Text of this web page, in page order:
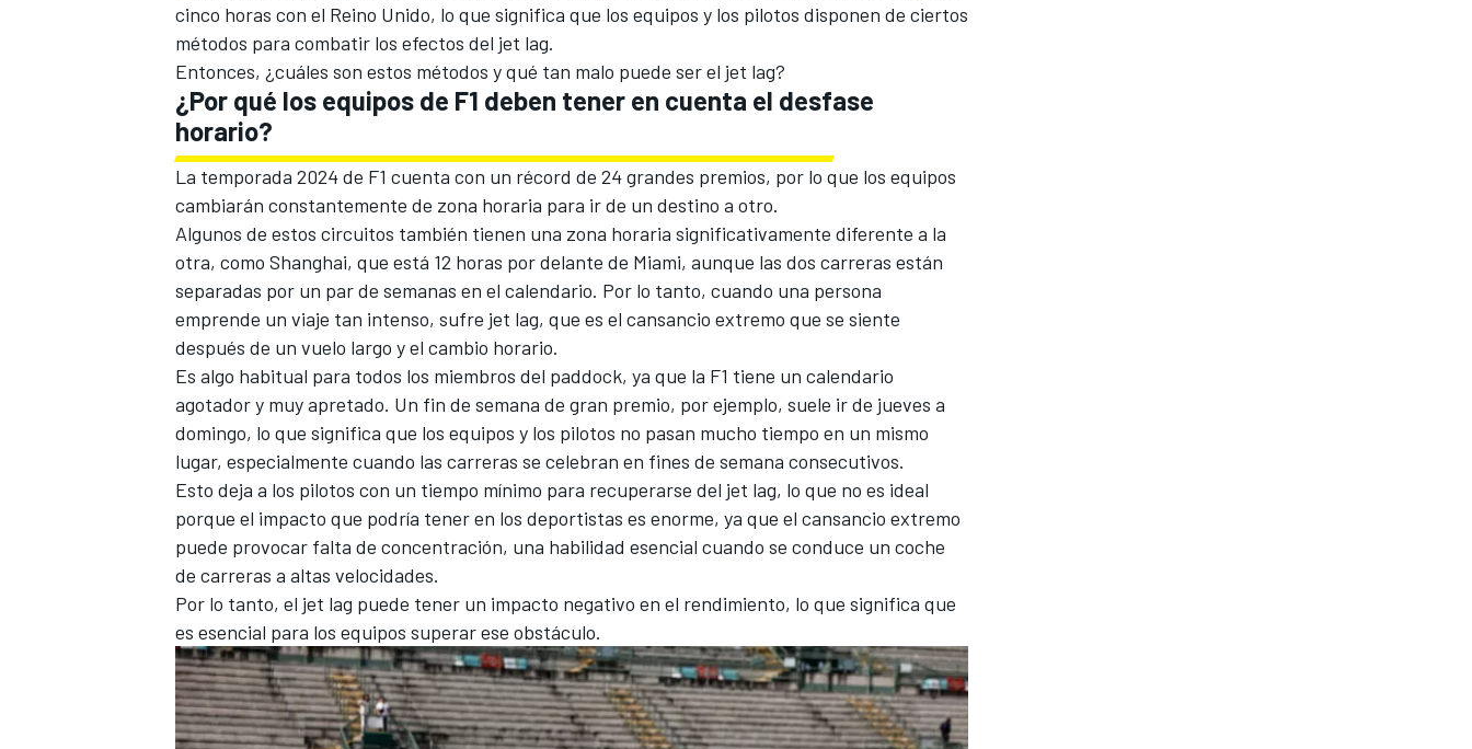
FÓRMULA E
WRC
cinco horas con el Reino Unido, lo que significa que los equipos y los pilotos disponen de ciertos
métodos para combatir los efectos del jet lag.
Entonces, ¿cuáles son estos métodos y qué tan malo puede ser el jet lag?
¿Por qué los equipos de F1 deben tener en cuenta el desfase
horario?
La temporada 2024 de F1 cuenta con un récord de 24 grandes premios, por lo que los equipos
cambiarán constantemente de zona horaria para ir de un destino a otro.
Algunos de estos circuitos también tienen una zona horaria significativamente diferente a la
otra, como Shanghai, que está 12 horas por delante de Miami, aunque las dos carreras están
separadas por un par de semanas en el calendario. Por lo tanto, cuando una persona
emprende un viaje tan intenso, sufre jet lag, que es el cansancio extremo que se siente
después de un vuelo largo y el cambio horario.
Es algo habitual para todos los miembros del paddock, ya que la F1 tiene un calendario
agotador y muy apretado. Un fin de semana de gran premio, por ejemplo, suele ir de jueves a
domingo, lo que significa que los equipos y los pilotos no pasan mucho tiempo en un mismo
lugar, especialmente cuando las carreras se celebran en fines de semana consecutivos.
Esto deja a los pilotos con un tiempo mínimo para recuperarse del jet lag, lo que no es ideal
porque el impacto que podría tener en los deportistas es enorme, ya que el cansancio extremo
puede provocar falta de concentración, una habilidad esencial cuando se conduce un coche
de carreras a altas velocidades.
Por lo tanto, el jet lag puede tener un impacto negativo en el rendimiento, lo que significa que
es esencial para los equipos superar ese obstáculo.